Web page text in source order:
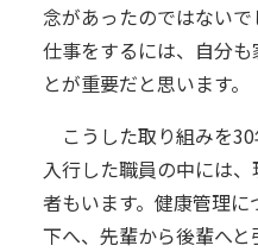
念があったのではない
仕事をするには、自分
とが重要だと思います。
こうした取り組みを30
入行した職員の中には
者もいます。健康管理
下へ、先輩から後輩へ